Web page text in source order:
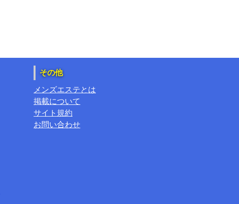
その他
メンズエステとは
掲載について
サイト規約
お問い合わせ